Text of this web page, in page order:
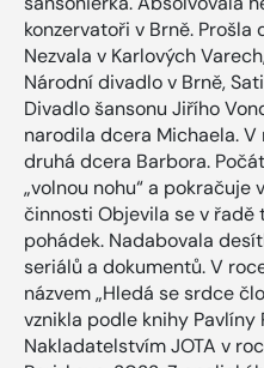
konzervatoři v Brně.
Nezvala v Karlových
Národní divadlo v Brně,
Divadlo šansonu Jiřího
narodila dcera Michaela. V
druhá dcera Barbora.
„volnou nohu“ a pokračuje
činnosti Objevila se v řadě
pohádek. Nadabovala
seriálů a dokumentů. V
názvem „Hledá se srdce
vznikla podle knihy Pavlíny
Nakladatelstvím JOTA v